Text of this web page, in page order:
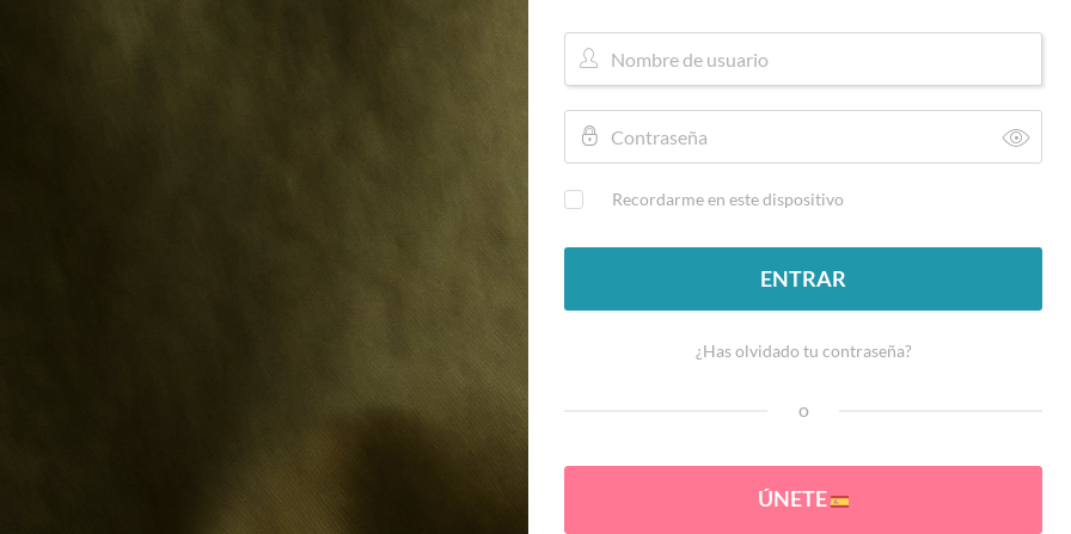
Recordarme en este dispositivo
ENTRAR
¿Has olvidado tu contraseña?
o
ÚNETE